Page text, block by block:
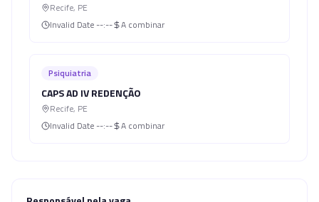
Recife, PE
Invalid Date --:-- A combinar
Psiquiatria
CAPS AD IV REDENÇÃO
Recife, PE
Invalid Date --:-- A combinar